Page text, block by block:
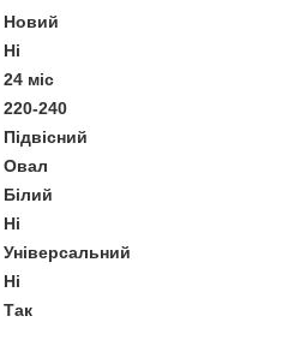
Новий
Ні
24 міс
220-240
Підвісний
Овал
Білий
Ні
Універсальний
Ні
Так